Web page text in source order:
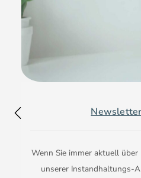
Wenn Sie immer aktuell
unserer Instandhaltungs-